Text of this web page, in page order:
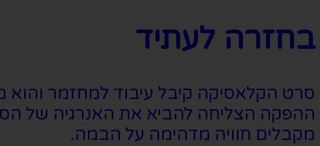
בחזרה לעתיד
סרט הקלאסיקה קיבל עיבוד למחזמר והוא
ההפקה הצליחה להביא את האנרגיה של
מקבלים חוויה מדהימה על הבמה.